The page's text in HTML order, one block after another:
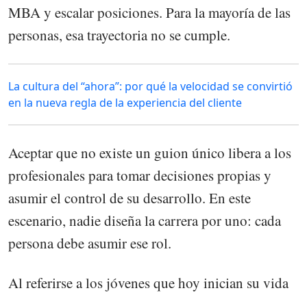
MBA y escalar posiciones. Para la mayoría de las
personas, esa trayectoria no se cumple.
La cultura del “ahora”: por qué la velocidad se convirtió
en la nueva regla de la experiencia del cliente
Aceptar que no existe un guion único libera a los
profesionales para tomar decisiones propias y
asumir el control de su desarrollo. En este
escenario, nadie diseña la carrera por uno: cada
persona debe asumir ese rol.
Al referirse a los jóvenes que hoy inician su vida